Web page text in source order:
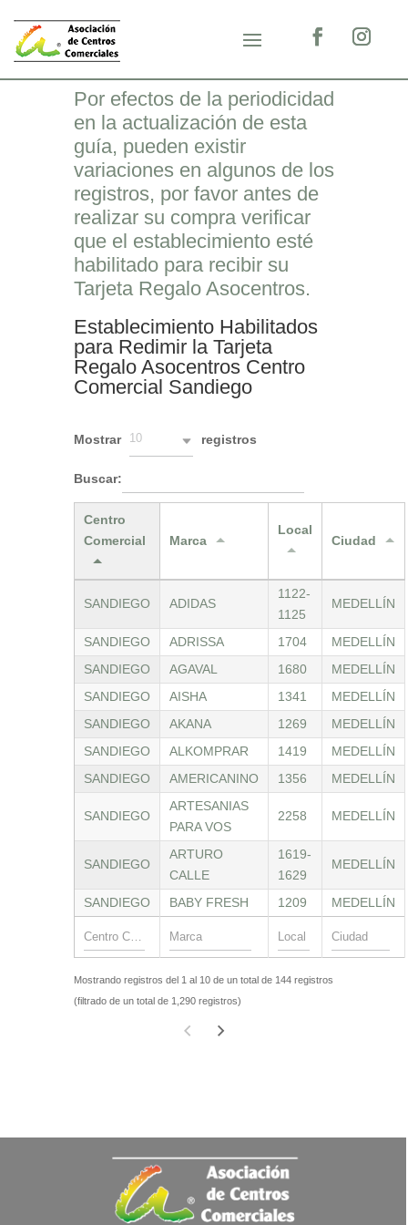
Por efectos de la periodicidad
en la actualización de esta
guía, pueden existir
variaciones en algunos de los
registros, por favor antes de
realizar su compra verificar
que el establecimiento esté
habilitado para recibir su
Tarjeta Regalo Asocentros.
Establecimiento Habilitados
para Redimir la Tarjeta
Regalo Asocentros Centro
Comercial Sandiego
Mostrar 10 registros
Buscar:
Centro
Comercial
Marca
Local
Ciudad
SANDIEGO ADIDAS
1122-
1125
MEDELLÍN
SANDIEGO ADRISSA 1704
MEDELLÍN
SANDIEGO
AGAVAL 1680
MEDELLÍN
SANDIEGO
AISHA 1341
MEDELLÍN
SANDIEGO
AKANA 1269
MEDELLÍN
SANDIEGO
ALKOMPRAR 1419
MEDELLÍN
SANDIEGO
AMERICANINO 1356 MEDELLÍN
SANDIEGO
ARTESANIAS
PARA VOS
2258 MEDELLÍN
SANDIEGO
ARTURO
CALLE
1619-
1629
MEDELLÍN
SANDIEGO BABY FRESH 1209 MEDELLÍN
Mostrando registros del 1 al 10 de un total de 144 registros
(filtrado de un total de 1,290 registros)